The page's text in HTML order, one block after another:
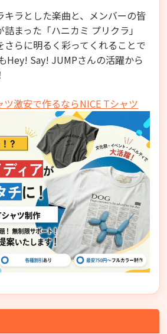
キラとした楽曲と、メンバーの皆
まった「ハニカミ プリクラ」
らに明るく彩ってくれることで
Hey! Say! JUMPさんの活躍から
激安で作るならNICE Tシャツ